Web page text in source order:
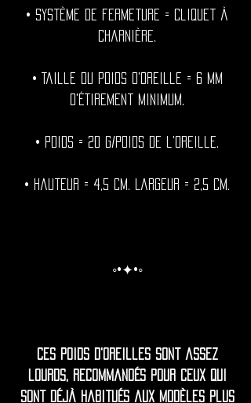
• Système de fermeture = Cliquet à
charnière.
• Taille du poids d'oreille = 6 mm
d'étirement minimum.
• Poids = 20 g/Poids de l'oreille.
• Hauteur = 4,5 cm. Largeur = 2,5 cm.
◦•✦•◦
Ces poids d'oreilles sont assez
lourds, recommandés pour ceux qui
sont déjà habitués aux modèles plus